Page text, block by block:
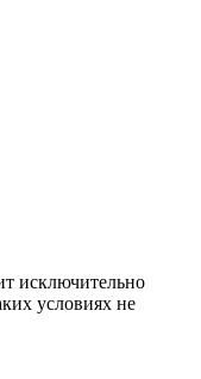
исключительно
условиях не